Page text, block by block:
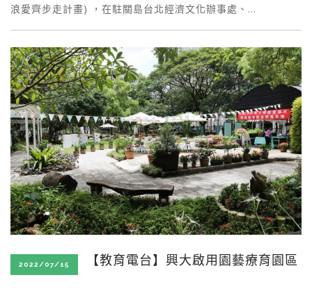
浪愛齊步走計畫) ，在駐關島台北經濟文化辦事處、…
2022/07/15 【教育電台】興大啟用園藝療育園區